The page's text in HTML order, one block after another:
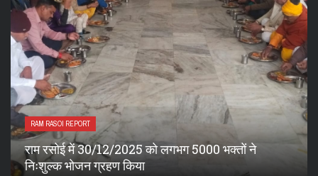
RAM RASOI REPORT
राम रसोई में 30.11.2025 को 5530 भक्तों ने निःशुल्क भोजन
ग्रहण किया